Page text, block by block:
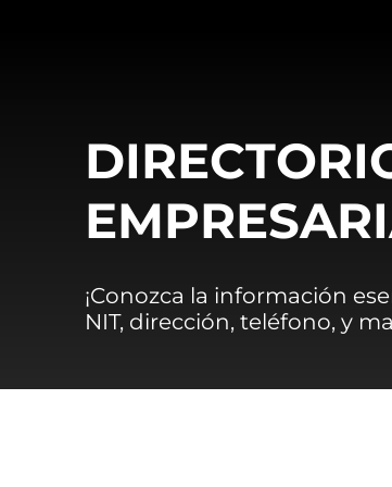
¡Conozca la información
NIT, dirección, teléfono, y